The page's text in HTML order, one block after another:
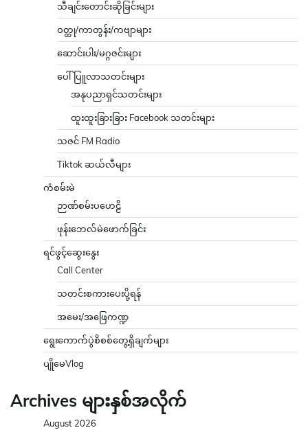
သီချင်းတောင်းဆိုခြင်းများ
ဝတ္ထု/ကာတွန်း/ကဗျာများ
ဆောင်းပါး/မဂ္ဂဇင်းများ
ပေါ်ပြူလာသတင်းများ
အနုပညာရှင်သတင်းများ
ထူးထူးခြားခြား Facebook သတင်းများ
သဇင် FM Radio
Tiktok ဆယ်လီများ
ကံစမ်းမဲ
ဉာဏ်စမ်းပဟေဠိ
ဖုန်းဘေလ်မဲဖောက်ခြင်း
ရင်ဖွင့်ဆွေးနွေး
Call Center
သတင်းစကားပေးပို့ရန်
အမေး/အဖြေကဏ္ဍ
ရွေးကောက်ပွဲစိစစ်တွေ့ရှိချက်များ
ပျိုမေVlog
Archives များနှစ်အလိုက်
August 2026